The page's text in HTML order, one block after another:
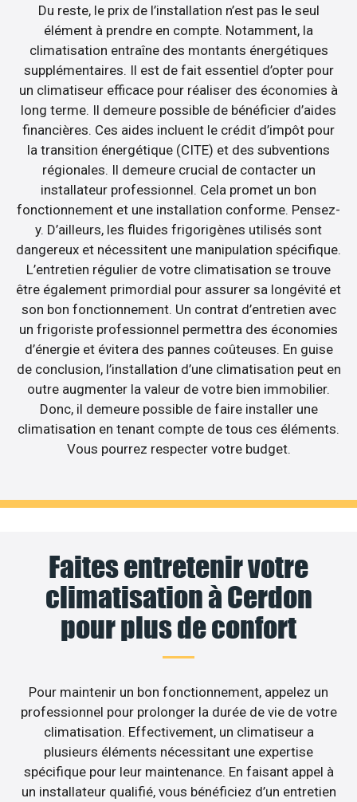
Du reste, le prix de l’installation n’est pas le seul
élément à prendre en compte. Notamment, la
climatisation entraîne des montants énergétiques
supplémentaires. Il est de fait essentiel d’opter pour
un climatiseur efficace pour réaliser des économies à
long terme. Il demeure possible de bénéficier d’aides
financières. Ces aides incluent le crédit d’impôt pour
la transition énergétique (CITE) et des subventions
régionales. Il demeure crucial de contacter un
installateur professionnel. Cela promet un bon
fonctionnement et une installation conforme. Pensez-
y. D’ailleurs, les fluides frigorigènes utilisés sont
dangereux et nécessitent une manipulation spécifique.
L’entretien régulier de votre climatisation se trouve
être également primordial pour assurer sa longévité et
son bon fonctionnement. Un contrat d’entretien avec
un frigoriste professionnel permettra des économies
d’énergie et évitera des pannes coûteuses. En guise
de conclusion, l’installation d’une climatisation peut en
outre augmenter la valeur de votre bien immobilier.
Donc, il demeure possible de faire installer une
climatisation en tenant compte de tous ces éléments.
Vous pourrez respecter votre budget.
Faites entretenir votre
climatisation à Cerdon
pour plus de confort
Pour maintenir un bon fonctionnement, appelez un
professionnel pour prolonger la durée de vie de votre
climatisation. Effectivement, un climatiseur a
plusieurs éléments nécessitant une expertise
spécifique pour leur maintenance. En faisant appel à
un installateur qualifié, vous bénéficiez d’un entretien